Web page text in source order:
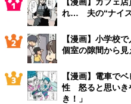
れ… 夫の“ナイス
【漫画】小学校
個室の隙間から見
【漫画】電車で
性 怒ると思いき
き！」